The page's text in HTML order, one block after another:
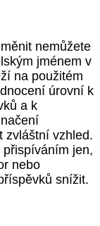
nemůžete
jménem v
na použitém
úrovní k
a k
zvláštní vzhled.
jen,
nebo
snížit.